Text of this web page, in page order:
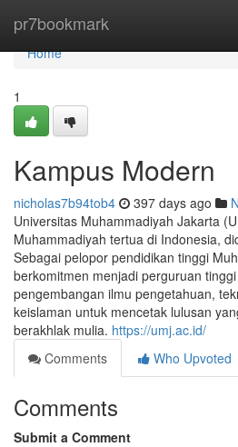
pr7bookmark
Home
Home
1
Kampus Modern
nicholas7b94tob4 397 days ago
Universitas Muhammadiyah Jakarta
Muhammadiyah tertua di Indonesia,
Sebagai pelopor pendidikan tinggi
berkomitmen menjadi perguruan
pengembangan ilmu pengetahuan,
keislaman untuk mencetak lulusan
berakhlak mulia. https://umj.ac.id/
Comments
Who Upvoted
Comments
Submit a Comment